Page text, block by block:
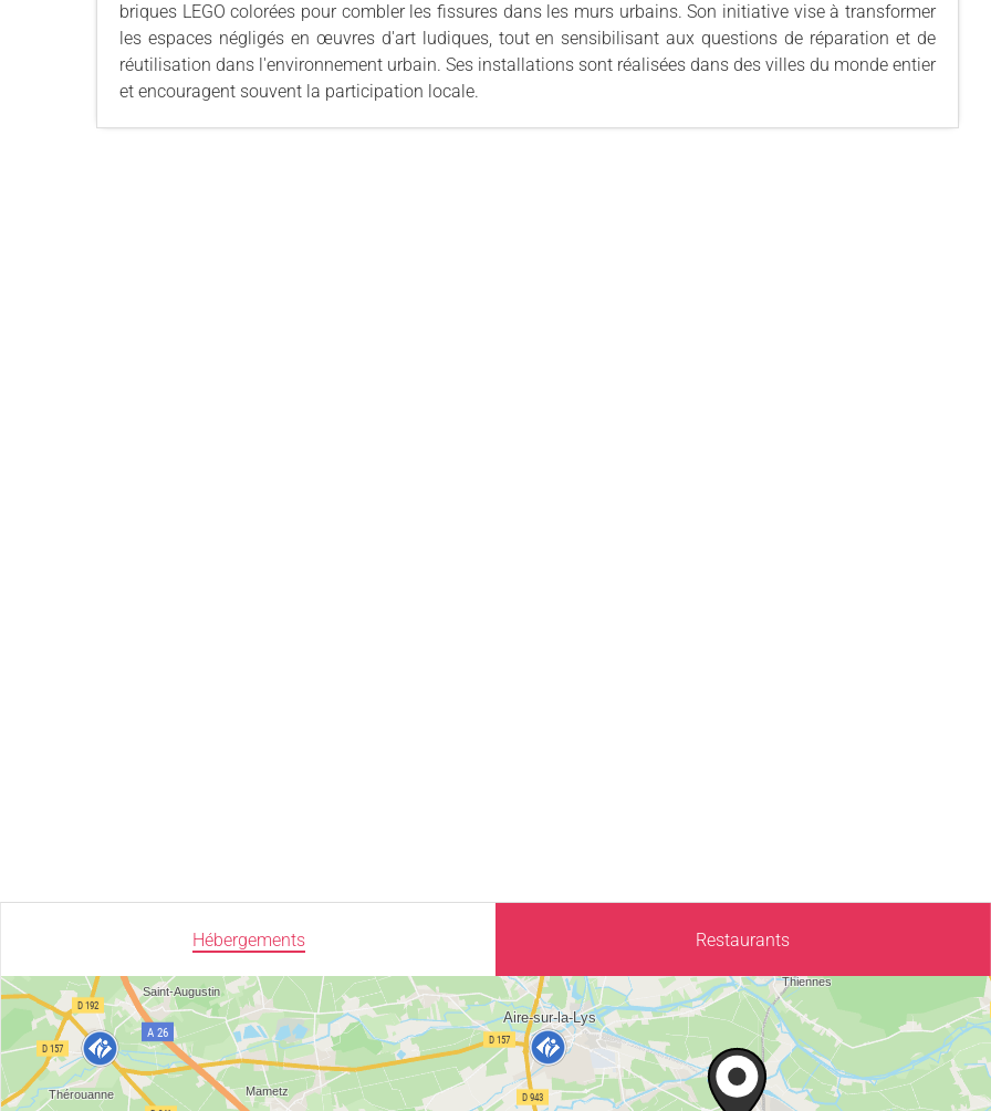
briques LEGO colorées pour combler les fissures dans les murs urbains. Son initiative vise à transformer
les espaces négligés en œuvres d'art ludiques, tout en sensibilisant aux questions de réparation et de
réutilisation dans l'environnement urbain. Ses installations sont réalisées dans des villes du monde entier
et encouragent souvent la participation locale.
Hébergements Restaurants